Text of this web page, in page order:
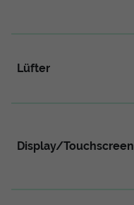
Lüfter
Display/Touchscreen